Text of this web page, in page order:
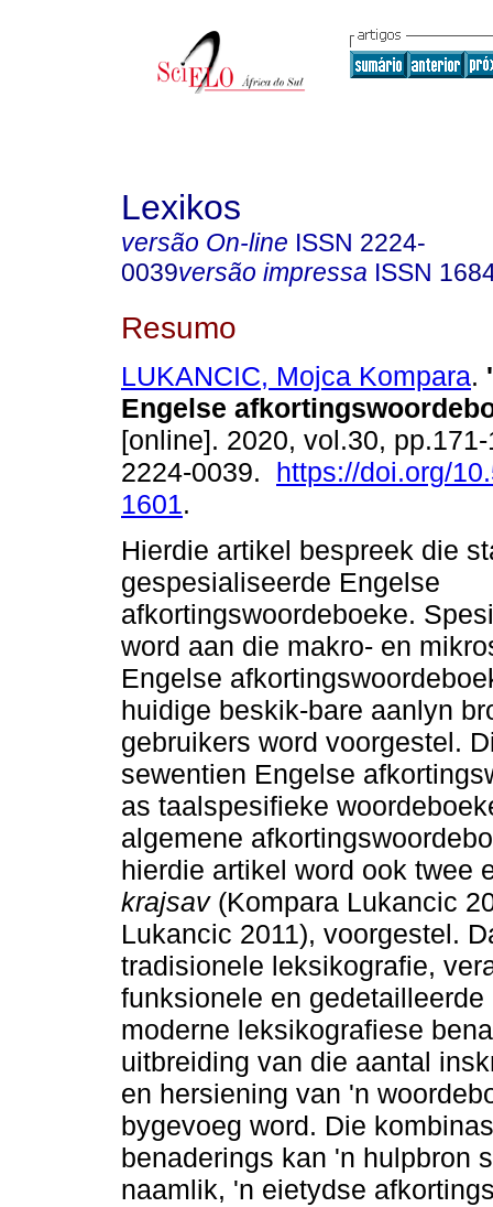
Lexikos
versão On-line ISSN 2224-
0039versão impressa ISSN
Resumo
LUKANCIC, Mojca Kompara.
Engelse
[online]. 2020, vol.30,
2224-0039. https://doi.org/
1601.
Hierdie artikel bespreek die
gespesialiseerde Engelse
afkortingswoordeboeke.
word aan die makro- en
Engelse
huidige beskik-bare aanlyn
gebruikers word voorgestel.
sewentien Engelse
as taalspesifieke
algemene
hierdie artikel word ook twee
krajsav (Kompara Lukancic
Lukancic 2011), voorgestel.
tradisionele leksikografie,
funksionele en
moderne leksikografiese
uitbreiding van die aantal
en hersiening van 'n
bygevoeg word. Die
benaderings kan 'n hulpbron
naamlik, 'n eietydse